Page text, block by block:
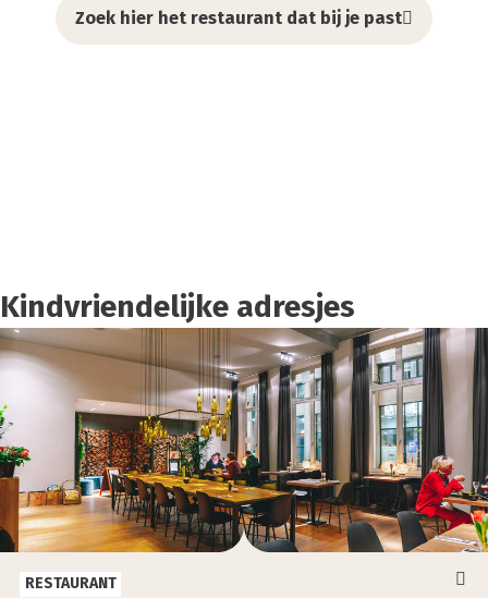
Zoek hier het restaurant dat bij je past
Kindvriendelijke adresjes
RESTAURANT